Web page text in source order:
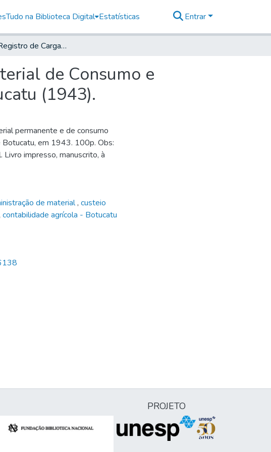
Tudo na Biblioteca Digital Estatísticas Entrar
Livro de Registro de Carga e Descarga do Material de Consumo e Permanente da Estação Experimental de Botucatu (1943).
de Consumo e
(1943).
permanente e de consumo
em 1943. 100p. Obs:
impresso, manuscrito, à
de material, custeio
contabilidade agrícola - Botucatu
PROJETO